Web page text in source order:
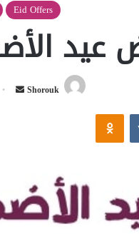
Eid Offers
Shorouk
أرسل
Odnoklassniki